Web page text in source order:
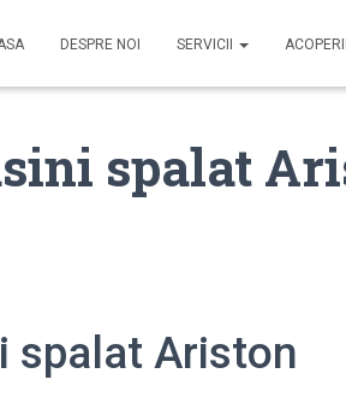
DESPRE NOI SERVICII
spalat
spalat Ariston